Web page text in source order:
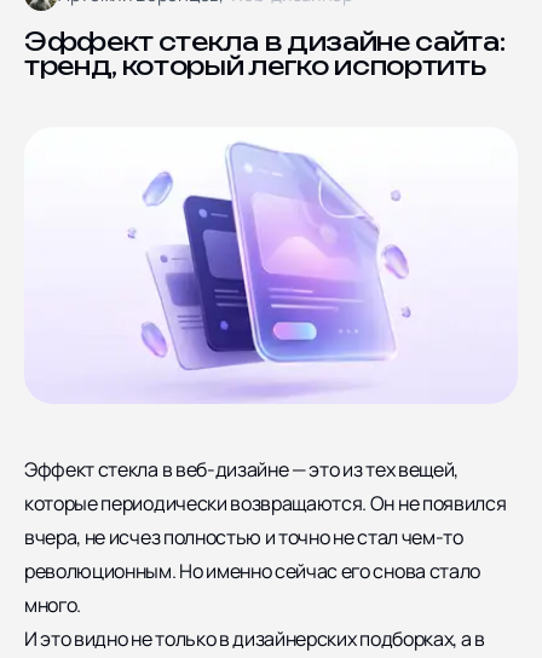
Блог
Отзывы
Контакты
Ярославская улица дом
8, корпус 5
СОЦИАЛЬНЫЕ СЕТИ
Эффект стекла в дизайне сайта:
тренд, который легко испортить
Эффект стекла в веб-дизайне — это из тех вещей,
которые периодически возвращаются. Он не появился
вчера, не исчез полностью и точно не стал чем-то
революционным. Но именно сейчас его снова стало
много.
И это видно не только в дизайнерских подборках, а в